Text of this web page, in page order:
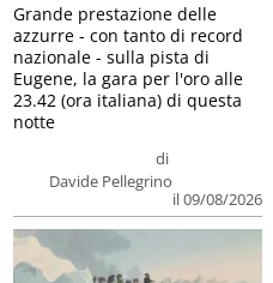
di
Davide Pellegrino
il 09/08/2026
Grande prestazione delle
azzurre - con tanto di record
nazionale - sulla pista di
Eugene, la gara per l'oro alle
23.42 (ora italiana) di questa
notte